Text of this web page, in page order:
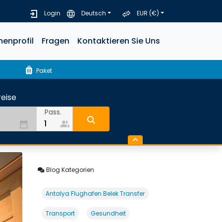
Login Deutsch EUR (€)
Fragen Kontaktieren Sie Uns
luggage Paket
date_range
Pass.
people_alt
Blog Kategorien
Antalya Flughafen Belek Transfer
Transport Gesundheit